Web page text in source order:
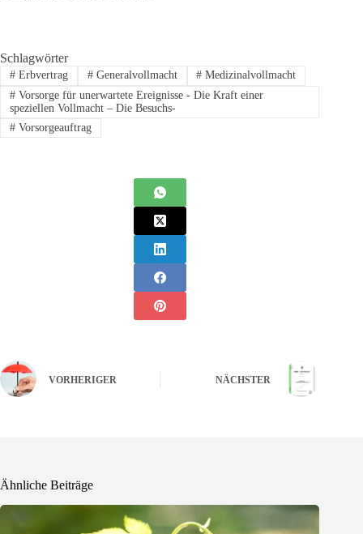
Schlagwörter
#Erbvertrag #Generalvollmacht # Medizinalvollmacht
#Vorsorge für unerwartete Ereignisse - Die Kraft einer
speziellen Vollmacht – Die Besuchs-
#Vorsorgeauftrag
VORHERIGER NÄCHSTER
Ähnliche Beiträge